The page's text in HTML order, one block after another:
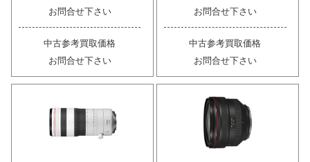
お問合せ下さい
中古参考買取価格
お問合せ下さい
お問合せ下さい
中古参考買取価格
お問合せ下さい